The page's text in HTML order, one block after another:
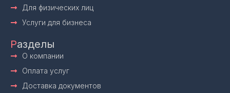
Для физических лиц
Услуги для бизнеса
Разделы
О компании
Оплата услуг
Доставка документов